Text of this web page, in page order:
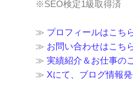
※SEO検定1級取得済
≫ プロフィールはこち
≫ お問い合わせはこち
≫ 実績紹介＆お仕事の
≫ Xにて、ブログ情報発